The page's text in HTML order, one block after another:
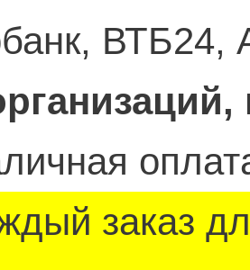
ВТБ24,
заказ